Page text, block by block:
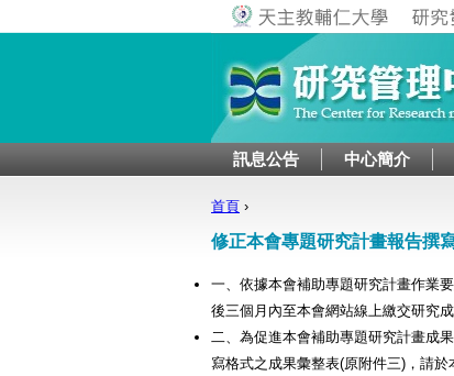
訊息公告 中心簡介
您在這裡
首頁 ›
修正本會專題研究計畫報告撰
一、依據本會補助專題研究計畫作業
後三個月內至本會網站線上繳交研究
二、為促進本會補助專題研究計畫成
寫格式之成果彙整表(原附件三)，請